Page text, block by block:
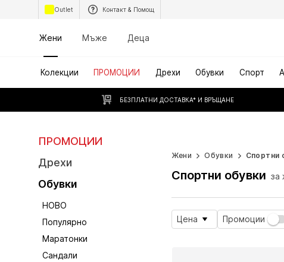
Outlet Контакт & Помощ
Жени Мъже Деца
Колекции ПРОМОЦИИ Дрехи Обувки Спорт
БЕЗПЛАТНИ ДОСТАВКА* И ВРЪЩАНЕ
ПРОМОЦИИ
Дрехи
Обувки
НОВО
Популярно
Маратонки
Сандали
Жени
Обувки Спортни
Спортни обувки за
Цена Промоции